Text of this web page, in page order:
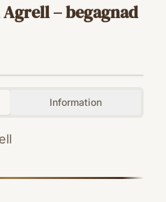
– begagnad
Information